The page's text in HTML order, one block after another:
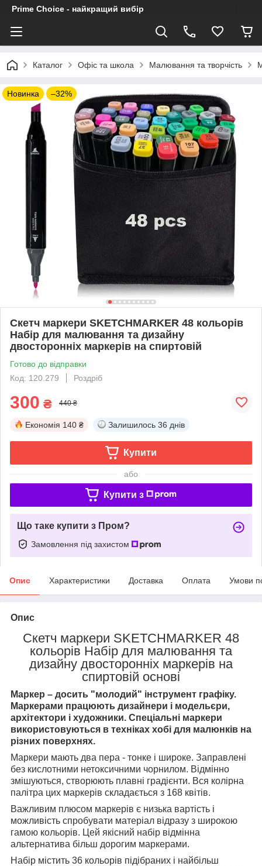
Prime Choice - найкращий вибір
Каталог Офіс та школа Малювання та творчість
Новинка –32%
Скетч маркери SKETCHMARKER 48 кольорів
Набір для малювання та дизайну
двосторонніх маркерів на спиртовій
Готово до відправки
Код: 120.279
Роздріб
300 ₴ 440 ₴
Економія 140 ₴ Залишилось 36 днів
Купити
або
Купити з
Що таке купити з Пром?
Замовлення під захистом
Опис Характеристики Доставка Оплата Умови
Опис
Скетч маркери SKETCHMARKER 48
кольорів Набір для малювання та
дизайну двосторонніх маркерів на
спиртовій основі
Маркер – досить "молодий" інструмент графіку.
Маркерами працюють дизайнери і модельєри,
архітектори і художники. Спеціальні маркери
використовуються в техніках хобі для малюнків на
різних поверхнях.
Маркери мають два пера - тонке і широке. Заправлені
без кислотними нетоксичними чорнилом. Відмінно
змішуються, створюють плавні градієнти. Вся колірна
палітра цих маркерів складається з 168 квітів.
Важливим плюсом маркерів є низька вартість і
можливість спробувати матеріал відразу з широкою
гамою кольорів. Цей якісний набір відмінна
альтернатива більш дорогим маркерами.
Набір містить 36 кольорів підібраних і найбільш